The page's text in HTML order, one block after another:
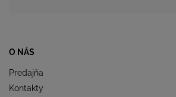
O NÁS
Predajňa
Kontakty